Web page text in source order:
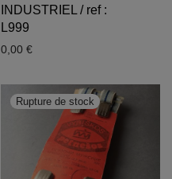
INDUSTRIEL / ref :
L999
0,00 €